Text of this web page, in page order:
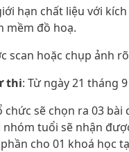
hạn chất liệu với
mềm đồ hoạ.
scan hoặc chụp ảnh
thi: Từ ngày 21 tháng
chức sẽ chọn ra 03
tuổi sẽ nhận
cho 01 khoá học